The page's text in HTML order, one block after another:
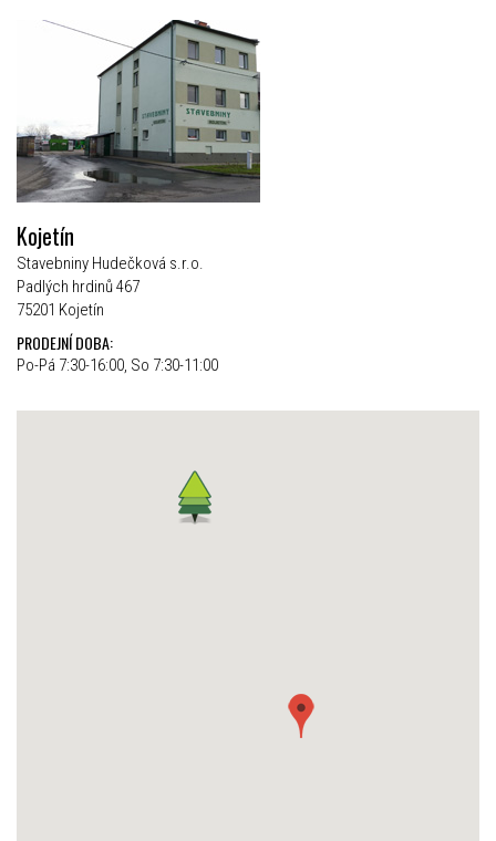
Kojetín
Stavebniny Hudečková s.r.o.
Padlých hrdinů 467
75201 Kojetín
PRODEJNÍ DOBA:
Po-Pá 7:30-16:00, So 7:30-11:00